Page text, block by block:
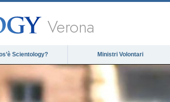
Verona
Scientology? Ministri Volontari